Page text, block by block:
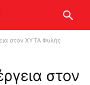
στον ΧΥΤΑ Φυλής
στον